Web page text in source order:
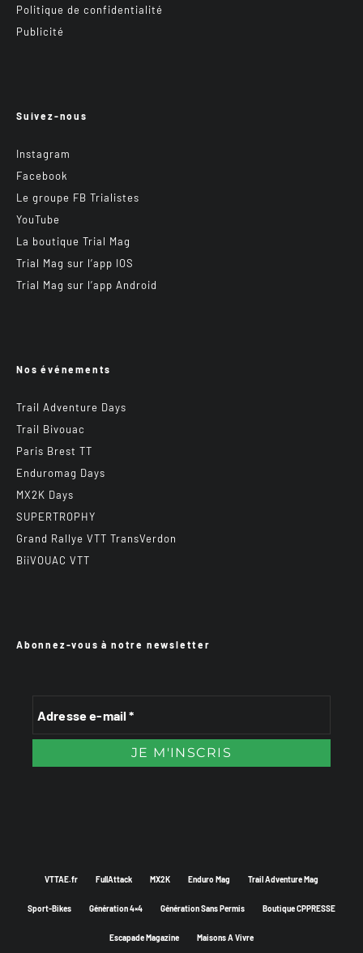
Politique de confidentialité
Publicité
Suivez-nous
Instagram
Facebook
Le groupe FB Trialistes
YouTube
La boutique Trial Mag
Trial Mag sur l’app IOS
Trial Mag sur l’app Android
Nos événements
Trail Adventure Days
Trail Bivouac
Paris Brest TT
Enduromag Days
MX2K Days
SUPERTROPHY
Grand Rallye VTT TransVerdon
BiiVOUAC VTT
Abonnez-vous à notre newsletter
VTTAE.fr FullAttack MX2K Enduro Mag Trail Adventure Mag
Sport-Bikes Génération 4×4 Génération Sans Permis Boutique CPPRESSE
Escapade Magazine Maisons A Vivre